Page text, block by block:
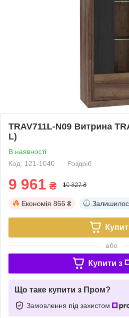
TRAV711L-N09 Витрина
L)
В наявності
Код: 121-1040
Роздріб
9 961 ₴ 10 827 ₴
Економія 866 ₴
або
Купити з
Що таке купити з Пром?
Замовлення під захистом